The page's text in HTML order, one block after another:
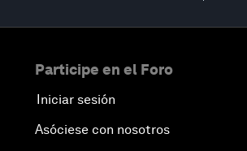
Participe en el Foro
Iniciar sesión
Asóciese con nosotros